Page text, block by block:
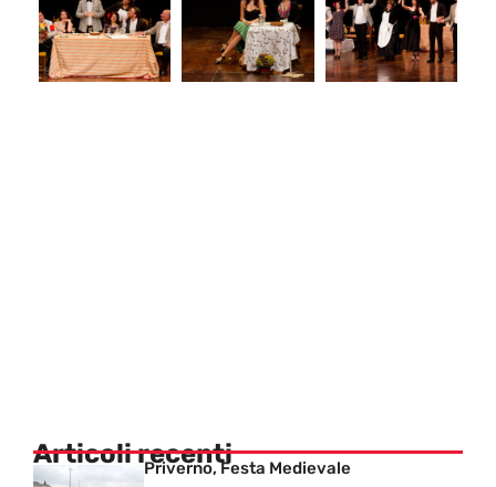
Articoli recentiPriverno, Festa Medievale